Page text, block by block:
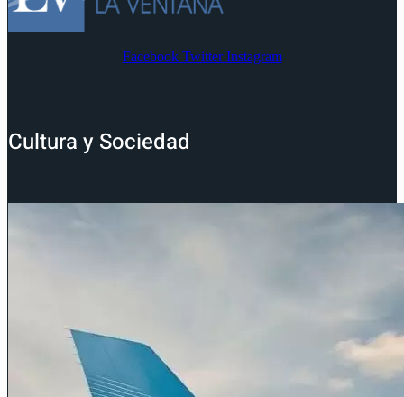
Facebook Twitter Instagram
Cultura y Sociedad